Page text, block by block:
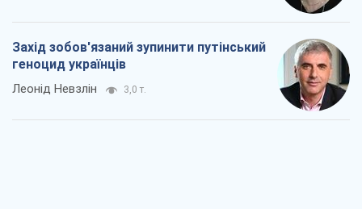
Захід зобов'язаний зупинити путінський
геноцид українців
Леонід Невзлін 3,0 т.